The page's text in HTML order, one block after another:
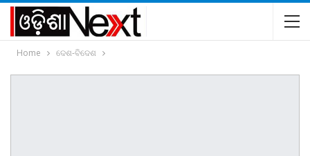
Home ଦେଶ-ବିଦେଶ